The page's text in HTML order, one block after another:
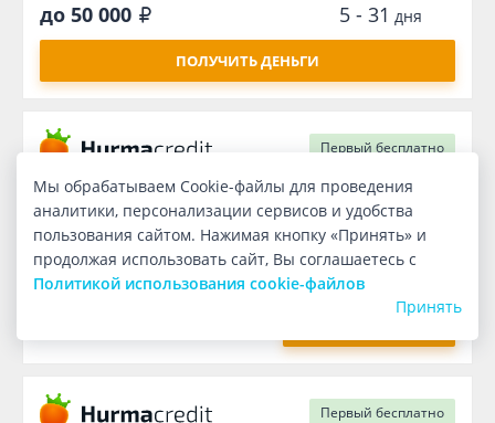
до 50 000 5 - 31 дня
ПОЛУЧИТЬ ДЕНЬГИ
Первый бесплатно
Займ для нерезидентов
до 50 000
Срок
5 - 31
Первый бесплатно
Мы обрабатываем Cookie-файлы для проведения
аналитики, персонализации сервисов и удобства
пользования сайтом. Нажимая кнопку «Принять» и
продолжая использовать сайт, Вы соглашаетесь с
Политикой использования cookie-файлов
Принять